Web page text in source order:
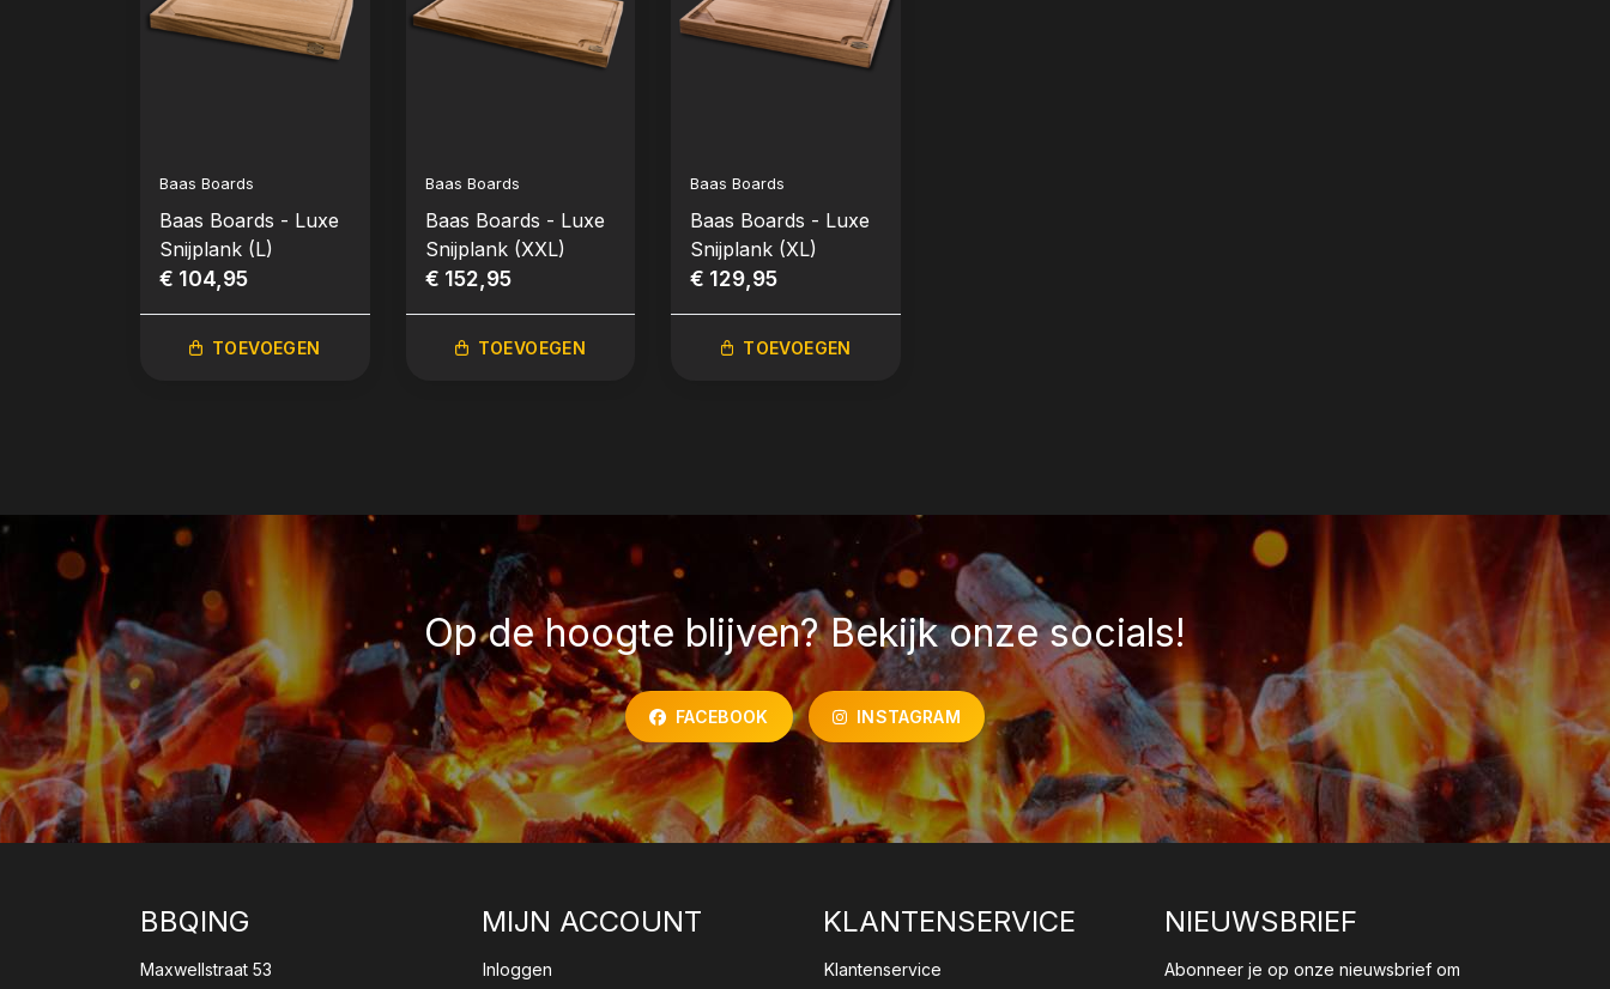
Baas Boards
Baas Boards - Luxe
Snijplank (L)
€ 104,95
TOEVOEGEN
Baas Boards
Baas Boards - Luxe
Snijplank (XXL)
€ 152,95
TOEVOEGEN
Baas Boards
Baas Boards - Luxe
Snijplank (XL)
€ 129,95
TOEVOEGEN
Op de hoogte blijven? Bekijk onze socials!
FACEBOOK INSTAGRAM
BBQING
Maxwellstraat 53
MIJN ACCOUNT
Inloggen
KLANTENSERVICE
Klantenservice
NIEUWSBRIEF
Abonneer je op onze nieuwsbrief om